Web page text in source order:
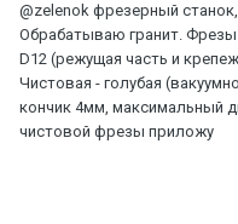
@zelenok фрезерный
Обрабатываю гранит. Фрезы
D12 (режущая часть и
Чистовая - голубая
кончик 4мм, максимальный
чистовой фрезы приложу